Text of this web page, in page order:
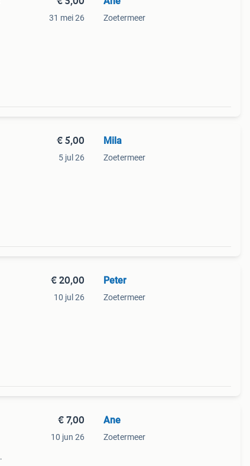
31 mei 26 Zoetermeer
€ 5,00
5 jul 26
Mila
Zoetermeer
€ 20,00
10 jul 26
Peter
Zoetermeer
€ 7,00
10 jun 26
Ane
Zoetermeer